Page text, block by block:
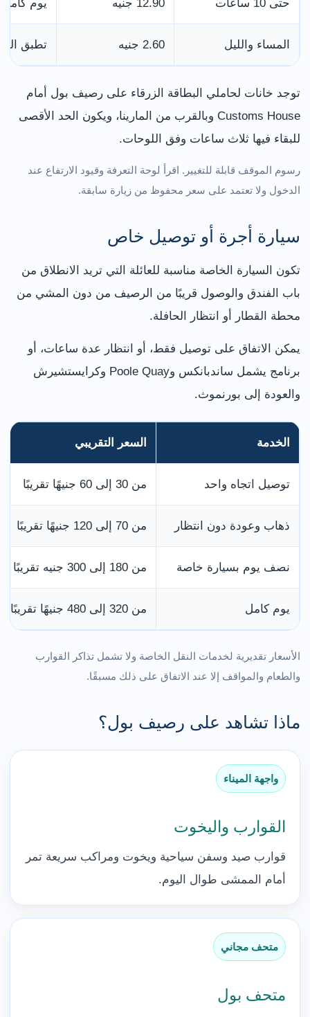
حتى 10 ساعات 12.90 جنيه يوم كامل
المساء والليل 2.60 جنيه تطبق
توجد خانات لحاملي البطاقة الزرقاء على رصيف بول أمام
Customs House وبالقرب من المارينا، ويكون الحد الأقصى
للبقاء فيها ثلاث ساعات وفق اللوحات.
رسوم الموقف قابلة للتغيير. اقرأ لوحة التعرفة وقيود الارتفاع عند
الدخول ولا تعتمد على سعر محفوظ من زيارة سابقة.
سيارة أجرة أو توصيل خاص
تكون السيارة الخاصة مناسبة للعائلة التي تريد الانطلاق من
باب الفندق والوصول قريبًا من الرصيف من دون المشي من
محطة القطار أو انتظار الحافلة.
يمكن الاتفاق على توصيل فقط، أو انتظار عدة ساعات، أو
برنامج يشمل ساندبانكس وPoole Quay وكرايستشيرش
والعودة إلى بورنموث.
الخدمة السعر التقريبي
توصيل اتجاه واحد من 30 إلى 60 جنيهًا تقريبًا
ذهاب وعودة دون انتظار من 70 إلى 120 جنيهًا تقريبًا
نصف يوم بسيارة خاصة من 180 إلى 300 جنيه تقريبًا
يوم كامل من 320 إلى 480 جنيهًا تقريبًا
الأسعار تقديرية لخدمات النقل الخاصة ولا تشمل تذاكر القوارب
والطعام والمواقف إلا عند الاتفاق على ذلك مسبقًا.
ماذا تشاهد على رصيف بول؟
واجهة الميناء
القوارب واليخوت
قوارب صيد وسفن سياحية ويخوت ومراكب سريعة تمر
أمام الممشى طوال اليوم.
متحف مجاني
متحف بول